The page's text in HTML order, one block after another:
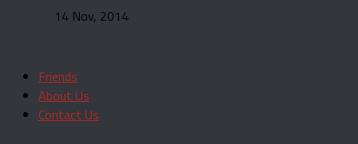
14 Nov, 2014
Friends
About Us
Contact Us